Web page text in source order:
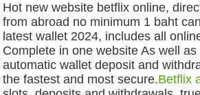
Hot new website betflix online,
from abroad no minimum 1 baht
latest wallet 2024, includes all
Complete in one website As well
automatic wallet deposit and
the fastest and most secure.Betflix